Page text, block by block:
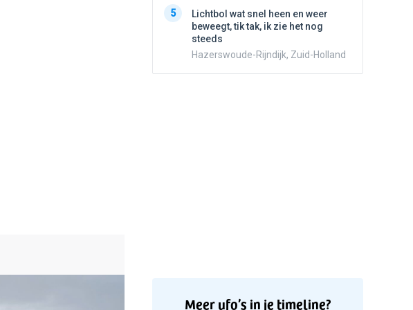
5
Lichtbol wat snel heen en weer
beweegt, tik tak, ik zie het nog
steeds
Hazerswoude-Rijndijk, Zuid-Holland
Meer ufo’s in je timeline?